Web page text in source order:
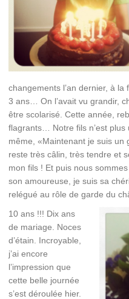
changements l’an dernier, à
3 ans… On l’avait vu grandir,
être scolarisé. Cette année,
flagrants… Notre fils n’est plus
même, «Maintenant je suis un
reste très câlin, très tendre et
mon fils ! Et puis nous
son amoureuse, je suis sa
relégué au rôle de garde du
10 ans !!! Dix ans
de mariage. Noces
d’étain. Incroyable,
j’ai encore
l’impression que
cette belle journée
s’est déroulée hier.